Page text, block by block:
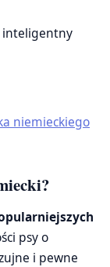
inteligentny
niemieckiego
psy o
i pewne